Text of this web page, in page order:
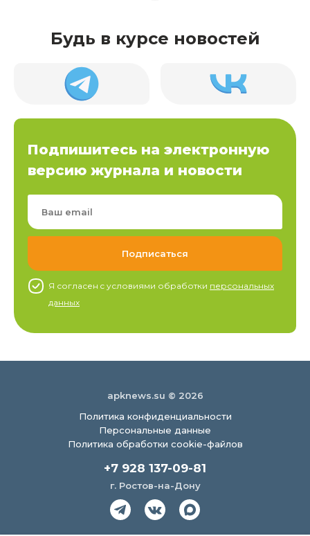
Будь в курсе новостей
Подпишитесь на электронную
версию журнала и новости
Я согласен c условиями обработки персональных
данных
apknews.su © 2026
Политика конфиденциальности
Персональные данные
Политика обработки cookie-файлов
+7 928 137-09-81
г. Ростов-на-Дону